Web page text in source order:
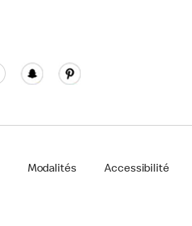
Modalités Accessibilité